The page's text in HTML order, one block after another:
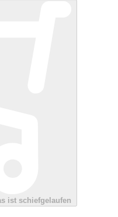
ist schiefgelaufen